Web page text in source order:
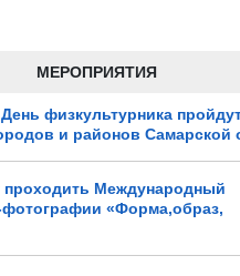
МЕРОПРИЯТИЯ
физкультурника
и районов Самарской
проходить Международный
«Форма,образ,